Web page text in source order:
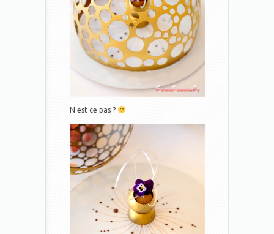
N’est ce pas ?